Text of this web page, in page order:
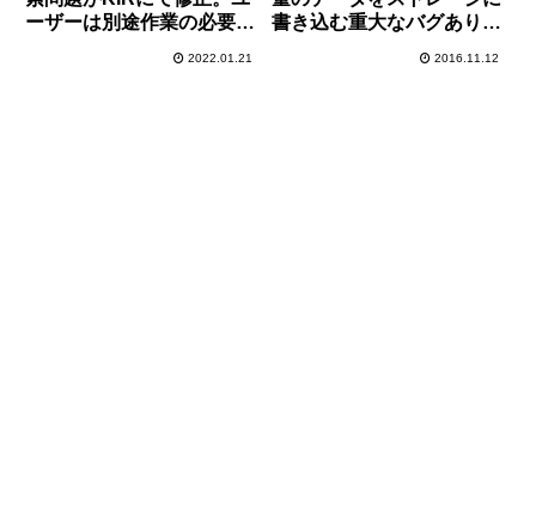
ーザーは別途作業の必要は
2022.01.21
書き込む重大なバグあり！
可能性があるので早急にア
2016.11.12